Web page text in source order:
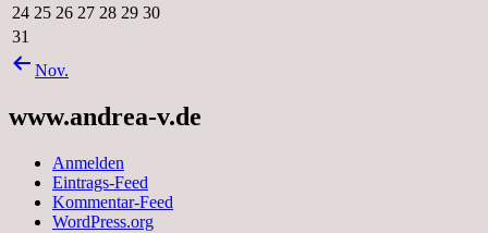
24 25 26 27 28 29 30
31
Nov.
www.andrea-v.de
Anmelden
Eintrags-Feed
Kommentar-Feed
WordPress.org